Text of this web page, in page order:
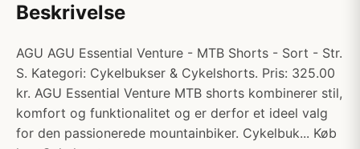
Beskrivelse
AGU AGU Essential Venture - MTB Shorts - Sort - Str.
S. Kategori: Cykelbukser & Cykelshorts. Pris: 325.00
kr. AGU Essential Venture MTB shorts kombinerer stil,
komfort og funktionalitet og er derfor et ideel valg
for den passionerede mountainbiker. Cykelbuk... Køb